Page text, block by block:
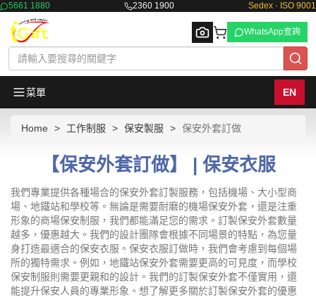
5661 1880 2360 1900 Sedex · ISO 9001
Browse
WhatsApp查詢
菜單 EN
Home 工作制服 保安製服 保安外套訂做
【保安外套訂做】 | 保安衣服
我們專業提供各種場合的保安外套訂製服務，包括機場、大小型商
場、地鐵站和學校等。無論是需要耐磨的機場保安外套，還是注重
形象的商場保安制服，我們都能滿足您的需求。訂製保安外套數量
越多，優惠越大。我們的設計團隊會根據不同場景的特點，為您量
身打造最適合的保安衣服。保安衣服訂做時，我們會考慮到每個場
所的獨特需求。例如，地鐵站保安外套需要更高的可見度，而學校
保安制服則需要更親和的設計。我們的訂製保安外套不僅實用，還
能提升保安人員的專業形象。想了解更多關於訂製保安外套的優惠